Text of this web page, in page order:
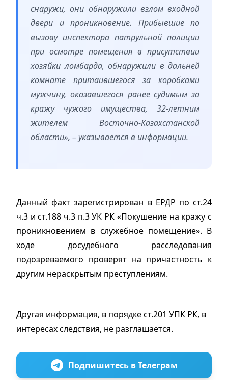
снаружи, они обнаружили взлом входной
двери и проникновение. Прибывшие по
вызову инспектора патрульной полиции
при осмотре помещения в присутствии
хозяйки ломбарда, обнаружили в дальней
комнате притаившегося за коробками
мужчину, оказавшегося ранее судимым за
кражу чужого имущества, 32-летним
жителем Восточно-Казахстанской
области», – указывается в информации.
Данный факт зарегистрирован в ЕРДР по ст.24
ч.3 и ст.188 ч.3 п.3 УК РК «Покушение на кражу с
проникновением в служебное помещение». В
ходе досудебного расследования
подозреваемого проверят на причастность к
другим нераскрытым преступлениям.
Другая информация, в порядке ст.201 УПК РК, в
интересах следствия, не разглашается.
Подпишитесь в Телеграм